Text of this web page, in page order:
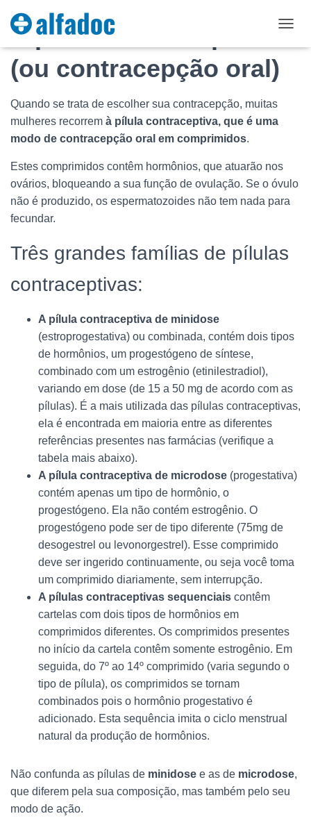
É
V
G
O
A pílula contraceptiva
(ou contracepção oral)
Quando se trata de escolher sua contracepção, muitas
mulheres recorrem à pílula contraceptiva, que é uma
modo de contracepção oral em comprimidos.
Estes comprimidos contêm hormônios, que atuarão nos
ovários, bloqueando a sua função de ovulação. Se o óvulo
não é produzido, os espermatozoides não tem nada para
fecundar.
Três grandes famílias de pílulas
contraceptivas:
A pílula contraceptiva de minidose
(estroprogestativa) ou combinada, contém dois tipos
de hormônios, um progestógeno de síntese,
combinado com um estrogênio (etinilestradiol),
variando em dose (de 15 a 50 mg de acordo com as
pílulas). É a mais utilizada das pílulas contraceptivas,
ela é encontrada em maioria entre as diferentes
referências presentes nas farmácias (verifique a
tabela mais abaixo).
A pílula contraceptiva de microdose (progestativa)
contém apenas um tipo de hormônio, o
progestógeno. Ela não contém estrogênio. O
progestógeno pode ser de tipo diferente (75mg de
desogestrel ou levonorgestrel). Esse comprimido
deve ser ingerido continuamente, ou seja você toma
um comprimido diariamente, sem interrupção.
A pílulas contraceptivas sequenciais contêm
cartelas com dois tipos de hormônios em
comprimidos diferentes. Os comprimidos presentes
no início da cartela contêm somente estrogênio. Em
seguida, do 7º ao 14º comprimido (varia segundo o
tipo de pílula), os comprimidos se tornam
combinados pois o hormônio progestativo é
adicionado. Esta sequência imita o ciclo menstrual
natural da produção de hormônios.
Não confunda as pílulas de minidose e as de microdose,
que diferem pela sua composição, mas também pelo seu
modo de ação.